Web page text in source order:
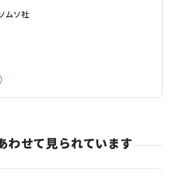
ムソ社
わせて見られています